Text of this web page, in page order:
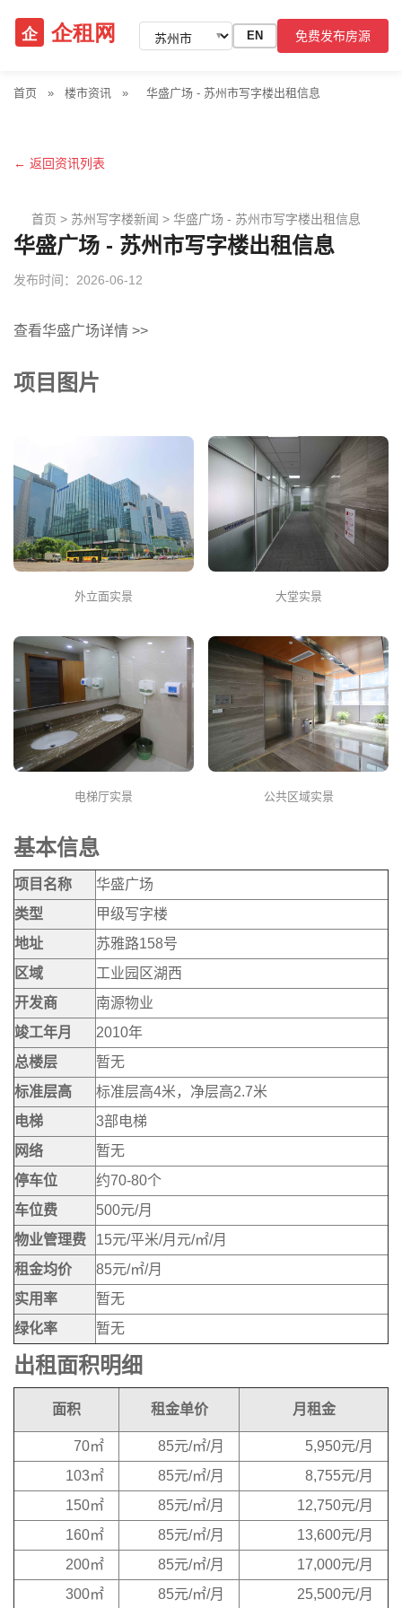
▼ EN 免费发布房源
首页 » 楼市资讯 » 华盛广场 - 苏州市写字楼出租信息
← 返回资讯列表
首页 > 苏州写字楼新闻 > 华盛广场 - 苏州市写字楼出租信息
华盛广场 - 苏州市写字楼出租信息
发布时间：2026-06-12
查看华盛广场详情 >>
项目图片
外立面实景 大堂实景
电梯厅实景 公共区域实景
基本信息
项目名称
华盛广场
类型
甲级写字楼
地址
苏雅路158号
区域
工业园区湖西
开发商
南源物业
竣工年月
2010年
总楼层
暂无
标准层高
标准层高4米，净层高2.7米
电梯
3部电梯
网络
暂无
停车位
约70-80个
车位费
500元/月
物业管理费
15元/平米/月元/㎡/月
租金均价
85元/㎡/月
实用率
暂无
绿化率
暂无
出租面积明细
面积 租金单价 月租金
70㎡ 85元/㎡/月
5,950元/月
103㎡
85元/㎡/月
8,755元/月
150㎡
85元/㎡/月
12,750元/月
160㎡
85元/㎡/月
13,600元/月
200㎡
85元/㎡/月
17,000元/月
300㎡
85元/㎡/月 25,500元/月